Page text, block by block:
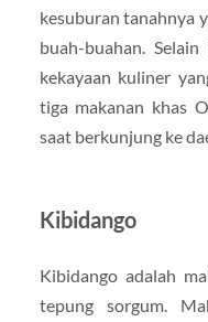
kesuburan tanahnya
buah-buahan.
kekayaan kuliner
tiga makanan khas
saat berkunjung ke
Kibidango
Kibidango adalah
tepung sorgum.